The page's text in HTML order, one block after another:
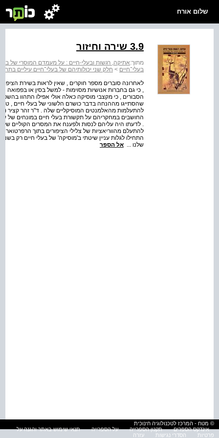
שלום אורח
3.9 שירה וחיזור
מתוך:אתיקה, רגשות ובעלי-חיים : על מעמדם המוסרי של
בעלי־חיים > חלק שני יכולותיהם של בעלי־חיים עיליים
לאחרונה סוברים מספר חוקרים , שאין לראות בשירת
, כי גם בחברות אנושיות מסוימות - למשל בסין או בפפואה
הסבורים , כי מקצבי מוסיקה כאלה אולי אפילו התהוו
שהסתייגו מההנחה בדבר כושרם הלשוני של בעלי חיים ,
החושבים במחקריהם על תקשורת בעלי חיים במונחים של
. לדעתו היה עליהם לנסות ולפענח את המסרים הקוליים
התחילו לגלות עניין שיטתי ב'מוסיקה' של בעלי חיים רק
שלנו ... אל הספר
© מטח - המרכז לטכנולוגיה חינוכית
אינדקס הספרים
תקנון הספרייה על הספרייה
תנאי שימוש באתר והגנה על
פרטיות
הסדרי נגישות עזרה